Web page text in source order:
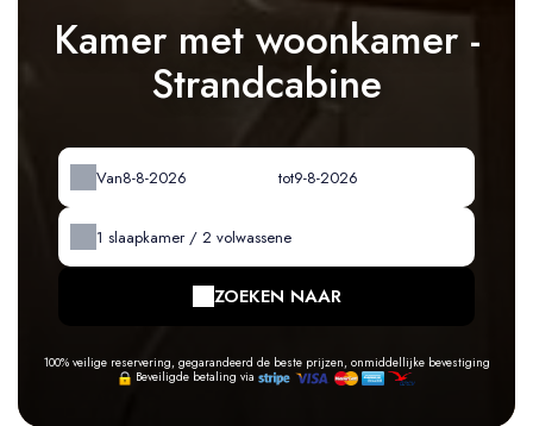
Kamer met woonkamer -
Strandcabine
Van tot
1slaapkamer /2volwassene
ZOEKEN NAAR
100% veilige reservering, gegarandeerd de beste prijzen, onmiddellijke bevestiging
Beveiligde betaling via